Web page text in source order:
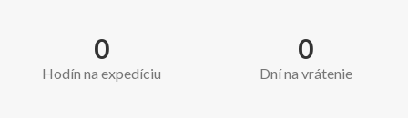
0
Hodín na expedíciu
0
Dní na vrátenie